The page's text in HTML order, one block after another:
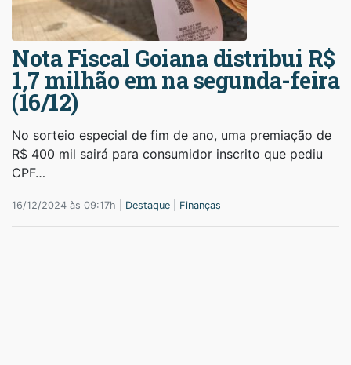
Nota Fiscal Goiana distribui R$
1,7 milhão em na segunda-feira
(16/12)
No sorteio especial de fim de ano, uma premiação de
R$ 400 mil sairá para consumidor inscrito que pediu
CPF…
16/12/2024 às 09:17h | Destaque Finanças